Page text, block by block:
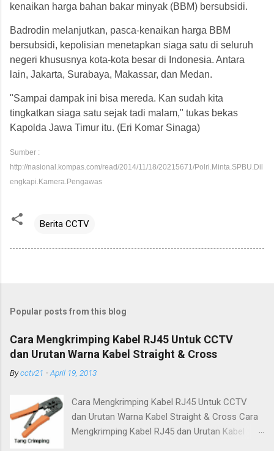
kenaikan harga bahan bakar minyak (BBM) bersubsidi.
Badrodin melanjutkan, pasca-kenaikan harga BBM
bersubsidi, kepolisian menetapkan siaga satu di seluruh
negeri khususnya kota-kota besar di Indonesia. Antara
lain, Jakarta, Surabaya, Makassar, dan Medan.
"Sampai dampak ini bisa mereda. Kan sudah kita
tingkatkan siaga satu sejak tadi malam," tukas bekas
Kapolda Jawa Timur itu. (Eri Komar Sinaga)
Sumber :
http://nasional.kompas.com/read/2014/11/18/20215671/Polri.Minta.SPBU.Dil
engkapi.Kamera.Pengawas
Berita CCTV
Popular posts from this blog
Cara Mengkrimping Kabel RJ45 Untuk CCTV
dan Urutan Warna Kabel Straight & Cross
Bycctv21 -April 19, 2013
Cara Mengkrimping Kabel RJ45 Untuk CCTV
dan Urutan Warna Kabel Straight & Cross Cara
Mengkrimping Kabel RJ45 dan Urutan Kabel